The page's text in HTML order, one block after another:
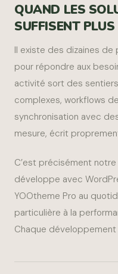
QUAND LES
SUFFISENT PLUS
Il existe des dizaines
pour répondre aux
activité sort des
complexes, workflows
synchronisation avec
mesure, écrit
C’est précisément
développe avec
YOOtheme Pro au
particulière à la
Chaque